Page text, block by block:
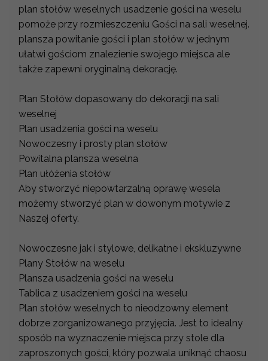
plan stołów weselnych usadzenie gości na weselu
pomoże przy rozmieszczeniu Gości na sali weselnej.
plansza powitanie gości i plan stołów w jednym
ułatwi gościom znalezienie swojego miejsca ale
także zapewni oryginalną dekorację.
Plan Stołów dopasowany do dekoracji na sali
weselnej
Plan usadzenia gości na weselu
Nowoczesny i prosty plan stołów
Powitalna plansza weselna
Plan ułóżenia stołów
Aby stworzyć niepowtarzalną oprawę wesela
możemy stworzyć plan w dowonym motywie z
Naszej oferty.
Nowoczesne jak i stylowe, delikatne i ekskluzywne
Plany Stołów na weselu
Plansza usadzenia gości na weselu
Tablica z usadzeniem gości na weselu
Plan stołów weselnych to nieodzowny element
dobrze zorganizowanego przyjęcia. Jest to idealny
sposób na wyznaczenie miejsca przy stole dla
zaproszonych gości, który pozwala uniknąć chaosu